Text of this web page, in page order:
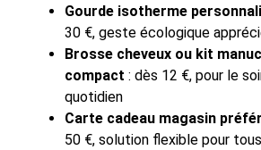
Gourde isotherme
30 €, geste écologique
Brosse cheveux ou kit
compact : dès 12 €, pour le
quotidien
Carte cadeau magasin
50 €, solution flexible pour